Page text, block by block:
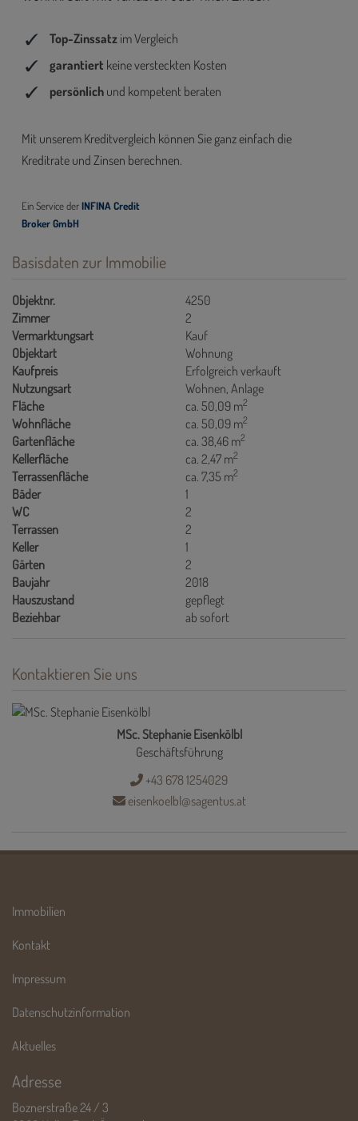
Basisdaten zur Immobilie
Objektnr.
4250
Zimmer
2
Vermarktungsart
Kauf
Objektart
Wohnung
Kaufpreis
Erfolgreich verkauft
Nutzungsart
Wohnen Anlage
Fläche
ca. 50,09 m2
Wohnfläche ca. 50,09 m2
Gartenfläche ca. 38,46 m2
Kellerfläche ca. 2,47 m2
Terrassenfläche ca. 7,35 m2
Bäder
1
WC
2
Terrassen
2
Keller
1
Gärten
2
Baujahr
2018
Hauszustand
gepflegt
Beziehbar
ab sofort
Kontaktieren Sie uns
MSc. Stephanie Eisenkölbl
Geschäftsführung
+43 678 1254029
eisenkoelbl@sagentus.at
Immobilien
Kontakt
Impressum
Datenschutzinformation
Aktuelles
Adresse
Boznerstraße 24 / 3